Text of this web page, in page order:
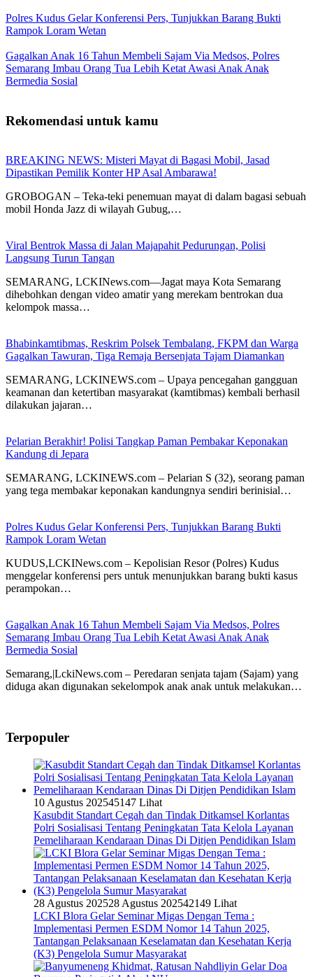
Polres Kudus Gelar Konferensi Pers, Tunjukkan Barang Bukti
Rampok Loram Wetan
Gagalkan Anak 16 Tahun Membeli Sajam Via Medsos, Polres
Semarang Imbau Orang Tua Lebih Ketat Awasi Anak Anak
Bermedia Sosial
Rekomendasi untuk kamu
BREAKING NEWS: Misteri Mayat di Bagasi Mobil, Jasad
Dipastikan Pemilik Konter HP Asal Ambarawa!
GROBOGAN – Teka-teki penemuan mayat di dalam bagasi sebuah
mobil Honda Jazz di wilayah Gubug,…
Viral Bentrok Massa di Jalan Majapahit Pedurungan, Polisi
Langsung Turun Tangan
SEMARANG, LCKINews.com—Jagat maya Kota Semarang
dihebohkan dengan video amatir yang merekam bentrokan dua
kelompok massa…
Bhabinkamtibmas, Reskrim Polsek Tembalang, FKPM dan Warga
Gagalkan Tawuran, Tiga Remaja Bersenjata Tajam Diamankan
SEMARANG, LCKINEWS.com – Upaya pencegahan gangguan
keamanan dan ketertiban masyarakat (kamtibmas) kembali berhasil
dilakukan jajaran…
Pelarian Berakhir! Polisi Tangkap Paman Pembakar Keponakan
Kandung di Jepara
SEMARANG, LCKINEWS.com – Pelarian S (32), seorang paman
yang tega membakar keponakan kandungnya sendiri berinisial…
Polres Kudus Gelar Konferensi Pers, Tunjukkan Barang Bukti
Rampok Loram Wetan
KUDUS,LCKINews.com – Kepolisian Resor (Polres) Kudus
menggelar konferensi pers untuk menunjukkan barang bukti kasus
perampokan…
Gagalkan Anak 16 Tahun Membeli Sajam Via Medsos, Polres
Semarang Imbau Orang Tua Lebih Ketat Awasi Anak Anak
Bermedia Sosial
Semarang,|LckiNews.com – Peredaran senjata tajam (Sajam) yang
diduga akan digunakan sekelompok anak anak untuk melakukan…
Terpopuler
10 Agustus 202545147 Lihat
Kasubdit Standart Cegah dan Tindak Ditkamsel Korlantas
Polri Sosialisasi Tentang Peningkatan Tata Kelola Layanan
Pemeliharaan Kendaraan Dinas Di Ditjen Pendidikan Islam
28 Agustus 202528 Agustus 202542149 Lihat
LCKI Blora Gelar Seminar Migas Dengan Tema :
Implementasi Permen ESDM Nomor 14 Tahun 2025,
Tantangan Pelaksanaan Keselamatan dan Kesehatan Kerja
(K3) Pengelola Sumur Masyarakat